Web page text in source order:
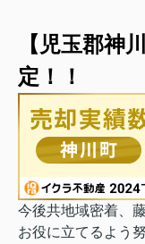
【児玉郡神
定！！
今後共地域密着、
お役に立てるよう